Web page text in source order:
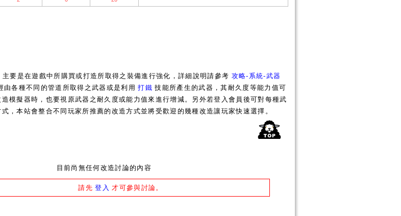
要是在遊戲中所購買或打造所取得之裝備進行強化，詳細說明請參考 攻略-系統-武器
由各種不同的管道所取得之武器或是利用打鐵 技能所產生的武器，其耐久度等能力值可
模擬器時，也要視原武器之耐久度或能力值來進行增減。另外若登入會員後可對每種武
，本站會整合不同玩家所推薦的改造方式並將受歡迎的幾種改造讓玩家快速選擇。
目前尚無任何改造討論的內容
請先登入 才可參與討論。